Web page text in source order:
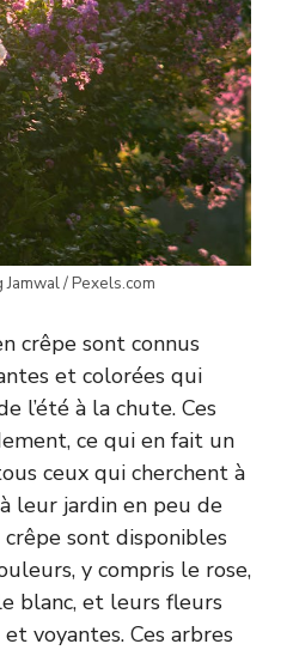
/ Pexels.com
crêpe sont connus
et colorées qui
l’été à la chute. Ces
ce qui en fait un
ceux qui cherchent à
leur jardin en peu de
sont disponibles
y compris le rose,
blanc, et leurs fleurs
voyantes. Ces arbres